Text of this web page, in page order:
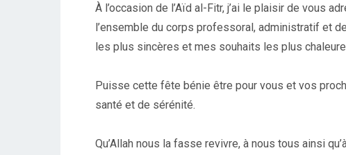
À l’occasion de l’Aïd al-Fitr, j’ai le plaisir de vous
l’ensemble du corps professoral, administratif et
les plus sincères et mes souhaits les plus
Puisse cette fête bénie être pour vous et vos
santé et de sérénité.
Qu’Allah nous la fasse revivre, à nous tous ainsi